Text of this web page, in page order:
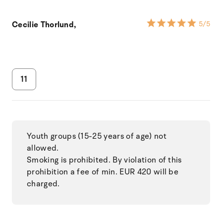
Cecilie Thorlund, 5/5
11
Youth groups (15-25 years of age) not
allowed.
Smoking is prohibited. By violation of this
prohibition a fee of min. EUR 420 will be
charged.